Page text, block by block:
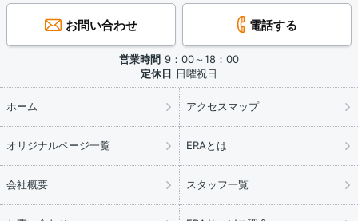
お問い合わせ 電話する
営業時間 9：00～18：00
定休日 日曜祝日
ホーム アクセスマップ
オリジナルページ一覧 ERAとは
会社概要 スタッフ一覧